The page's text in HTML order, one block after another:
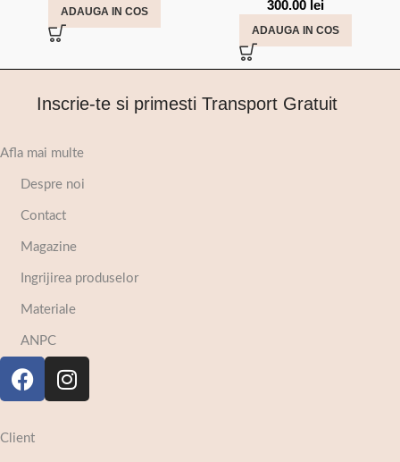
ADAUGA IN COS 300.00 lei
ADAUGA IN COS
Inscrie-te si primesti Transport Gratuit
Afla mai multe
Despre noi
Contact
Magazine
Ingrijirea produselor
Materiale
ANPC
Client